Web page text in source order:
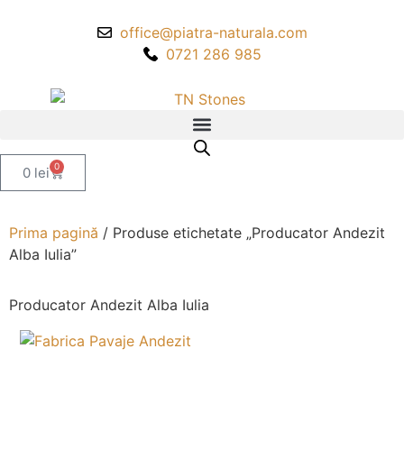
office@piatra-naturala.com
0721 286 985
0 lei 0
Prima pagină / Produse etichetate „Producator Andezit
Alba Iulia”
Producator Andezit Alba Iulia